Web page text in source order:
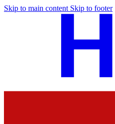
Skip to main content Skip to footer